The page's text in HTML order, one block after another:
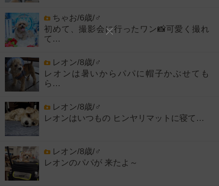
ちゃお/6歳/♂
初めて、撮影会に行ったワン📸可愛く撮れ
て…
レオン/8歳/♂
レオンは暑いからパパに帽子かぶせても
ら…
レオン/8歳/♂
レオンはいつもの ヒンヤリマットに寝て…
レオン/8歳/♂
レオンのパパが 来たよ～